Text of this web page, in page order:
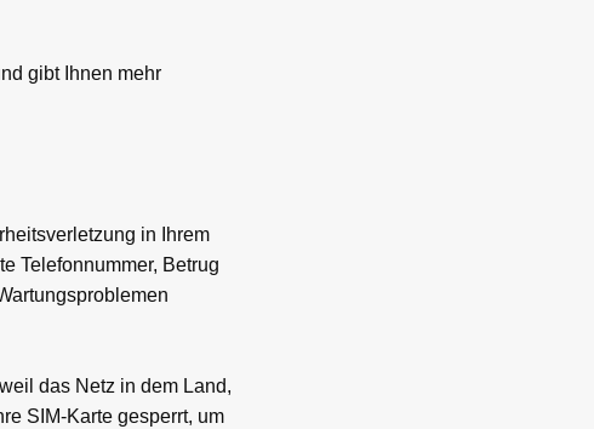
gibt Ihnen mehr
in Ihrem
Telefonnummer, Betrug
das Netz in dem Land,
SIM-Karte gesperrt, um